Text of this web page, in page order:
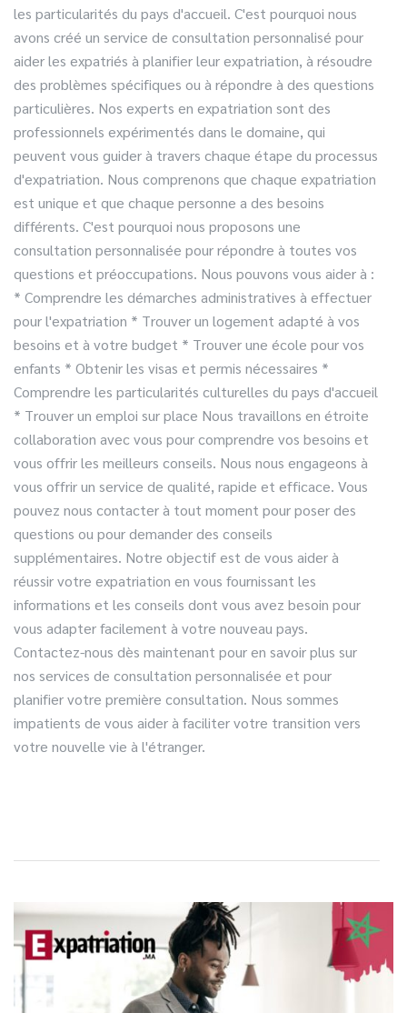
les particularités du pays d'accueil. C'est pourquoi nous
avons créé un service de consultation personnalisé pour
aider les expatriés à planifier leur expatriation, à résoudre
des problèmes spécifiques ou à répondre à des questions
particulières. Nos experts en expatriation sont des
professionnels expérimentés dans le domaine, qui
peuvent vous guider à travers chaque étape du processus
d'expatriation. Nous comprenons que chaque expatriation
est unique et que chaque personne a des besoins
différents. C'est pourquoi nous proposons une
consultation personnalisée pour répondre à toutes vos
questions et préoccupations. Nous pouvons vous aider à :
* Comprendre les démarches administratives à effectuer
pour l'expatriation * Trouver un logement adapté à vos
besoins et à votre budget * Trouver une école pour vos
enfants * Obtenir les visas et permis nécessaires *
Comprendre les particularités culturelles du pays d'accueil
* Trouver un emploi sur place Nous travaillons en étroite
collaboration avec vous pour comprendre vos besoins et
vous offrir les meilleurs conseils. Nous nous engageons à
vous offrir un service de qualité, rapide et efficace. Vous
pouvez nous contacter à tout moment pour poser des
questions ou pour demander des conseils
supplémentaires. Notre objectif est de vous aider à
réussir votre expatriation en vous fournissant les
informations et les conseils dont vous avez besoin pour
vous adapter facilement à votre nouveau pays.
Contactez-nous dès maintenant pour en savoir plus sur
nos services de consultation personnalisée et pour
planifier votre première consultation. Nous sommes
impatients de vous aider à faciliter votre transition vers
votre nouvelle vie à l'étranger.